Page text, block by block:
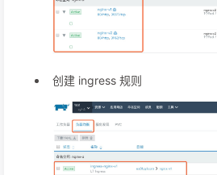
创建 ingress 规则